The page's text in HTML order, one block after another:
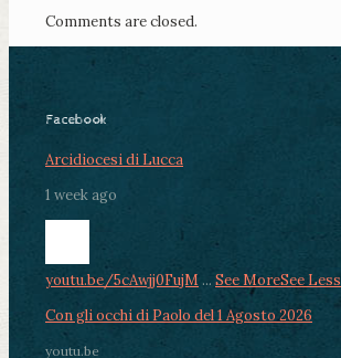
Comments are closed.
Facebook
Arcidiocesi di Lucca
1 week ago
youtu.be/5cAwjj0FujM ... See MoreSee Less
Con gli occhi di Paolo del 1 Agosto 2026
youtu.be